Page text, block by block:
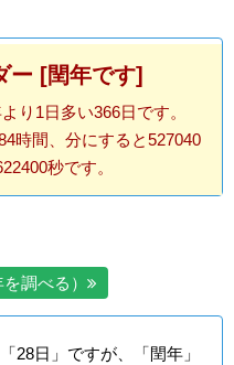
ー [閏年です]
り1日多い366日です。
時間、分にすると527040
秒です。
調べる）
28日」ですが、「閏年」